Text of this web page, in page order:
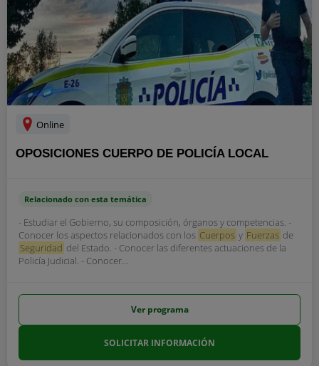
Online
OPOSICIONES CUERPO DE POLICÍA LOCAL
Relacionado con esta temática
- Estudiar el Gobierno, su composición, órganos y competencias. -
Conocer los aspectos relacionados con los Cuerpos y Fuerzas de
Seguridad del Estado. - Conocer las diferentes actuaciones de la
Policía Judicial. - Conocer...
Ver programa
SOLICITAR INFORMACIÓN